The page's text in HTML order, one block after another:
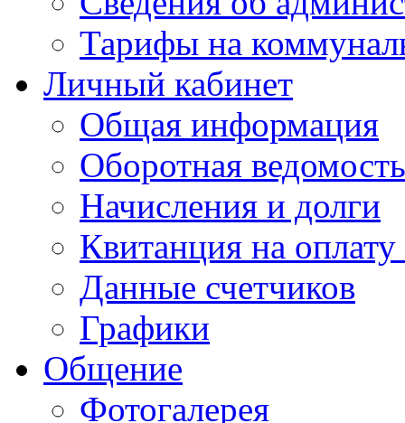
Тарифы на
Личный кабинет
Общая информация
Оборотная ведомость
Начисления и долги
Квитанция на
Данные счетчиков
Графики
Общение
Фотогалерея